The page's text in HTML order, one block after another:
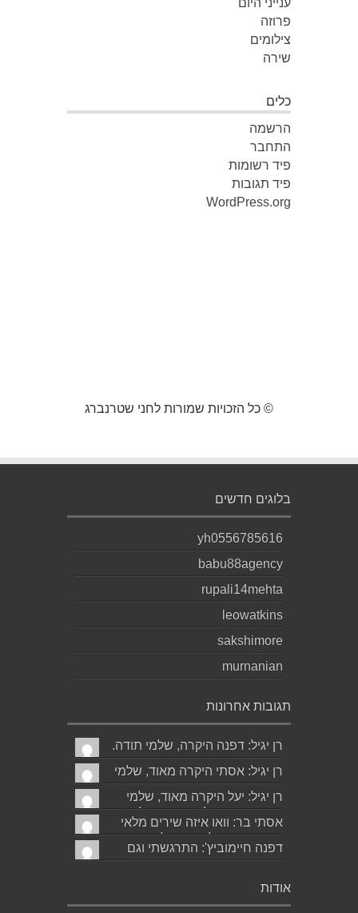
ענייני היום
פרוזה
צילומים
שירה
כלים
הרשמה
התחבר
פיד רשומות
פיד תגובות
WordPress.org
© כל הזכויות שמורות לחני שטרנברג
בלוגים חדשים
yh0556785616
babu88agency
rupali14mehta
leowatkins
sakshimore
murnanian
תגובות אחרונות
רן יגיל: דפנה היקרה, שלמי תודה.
גד הוא אכן משורר איכותי ביותר.
אמסור...
רן יגיל: אסתי היקרה מאוד, שלמי
תודה. ניכר כי השירים דיברו
לליבך. אמסו...
רן יגיל: יעל היקרה מאוד, שלמי
תודה. אמסור לגד. שבת שלום.
רן...
אסתי בר: וואו איזה שירים מלאי
רגש ותשוקה לאהובה ולאהבה
הגדולה ה,בלתי...
דפנה חיימוביץ': התרגשתי וגם
חשתי הזדהות בקריאת השירים
אודות